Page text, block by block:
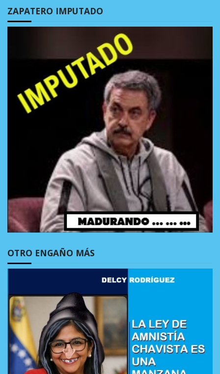
ZAPATERO IMPUTADO
OTRO ENGAÑO MÁS